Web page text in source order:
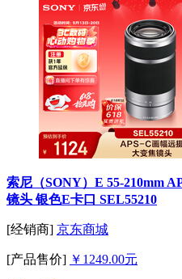
索尼（SONY）E 55-210mm
镜头 银色E卡口 SEL55210
[经销商] 京东商城
[产品售价] ￥1249.00元